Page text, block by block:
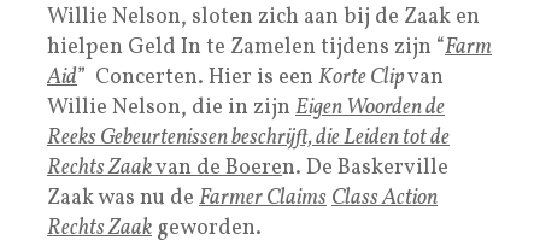
Willie Nelson, sloten zich aan bij de Zaak en
hielpen Geld In te Zamelen tijdens zijn “Farm
Aid” Concerten. Hier is een Korte Clipvan
Willie Nelson, die in zijn Eigen Woorden de
Reeks Gebeurtenissen beschrijft, die Leiden tot de
Rechts Zaakvan de Boeren. De Baskerville
Zaak was nu de Farmer ClaimsClass Action
Rechts Zaak geworden.